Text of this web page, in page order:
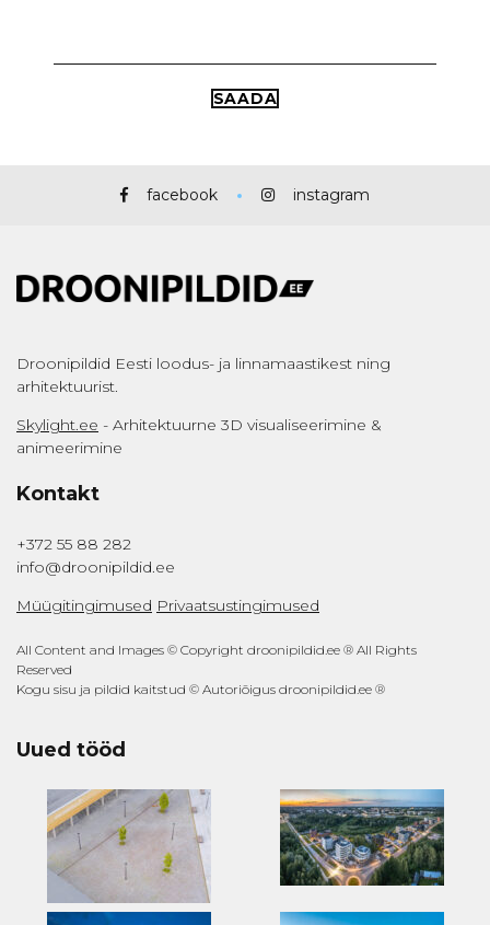
facebook instagram
Droonipildid Eesti loodus- ja linnamaastikest ning
arhitektuurist.
Skylight.ee - Arhitektuurne 3D visualiseerimine &
animeerimine
Kontakt
+372 55 88 282
info@droonipildid.ee
Müügitingimused Privaatsustingimused
All Content and Images © Copyright droonipildid.ee ® All Rights
Reserved
Kogu sisu ja pildid kaitstud © Autoriõigus droonipildid.ee ®
Uued tööd